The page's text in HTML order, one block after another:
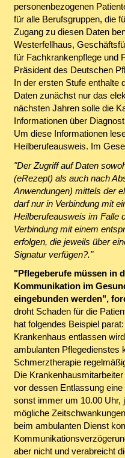
personenbezogenen
für alle Berufsgruppen, die
Zugang zu diesen Daten
Westerfellhaus,
für Fachkrankenpflege und
Präsident des Deutschen
In der ersten Stufe enthalte
Daten zunächst nur das
nächsten Jahren solle die
Informationen über
Um diese Informationen
Heilberufeausweis. Im
"Der Zugriff auf Daten
(eRezept) als auch nach
Anwendungen) mittels der
darf nur in Verbindung mit
Heilberufeausweis im Falle
Verbindung mit einem
erfolgen, die jeweils über
Signatur verfügen?."
"Pflegeberufe müssen in
Kommunikation im
eingebunden werden",
droht Schaden für die
hat folgendes Beispiel
Krankenhaus entlassen
ambulanten Pflegedienstes
Schmerztherapie
Die
vor dessen Entlassung
sonst immer um 10.00 Uhr,
mögliche
beim ambulanten Dienst
aber nicht und verabreicht